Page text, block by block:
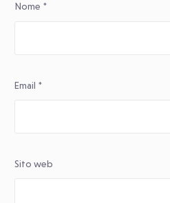
Nome *
Email *
Sito web